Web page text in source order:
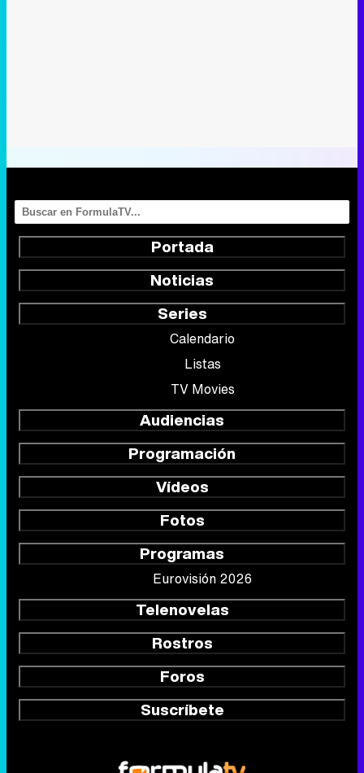
Portada
Noticias
Series
Calendario
Listas
TV Movies
Audiencias
Programación
Vídeos
Fotos
Programas
Eurovisión 2026
Telenovelas
Rostros
Foros
Suscríbete